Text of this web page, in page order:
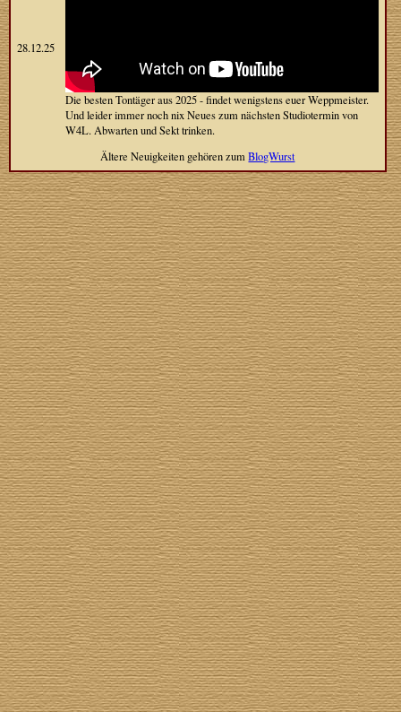
28.12.25
Die besten Tontäger aus 2025 - findet wenigstens euer Weppmeister.
Und leider immer noch nix Neues zum nächsten Studiotermin von
W4L. Abwarten und Sekt trinken.
Ältere Neuigkeiten gehören zumBlogWurst